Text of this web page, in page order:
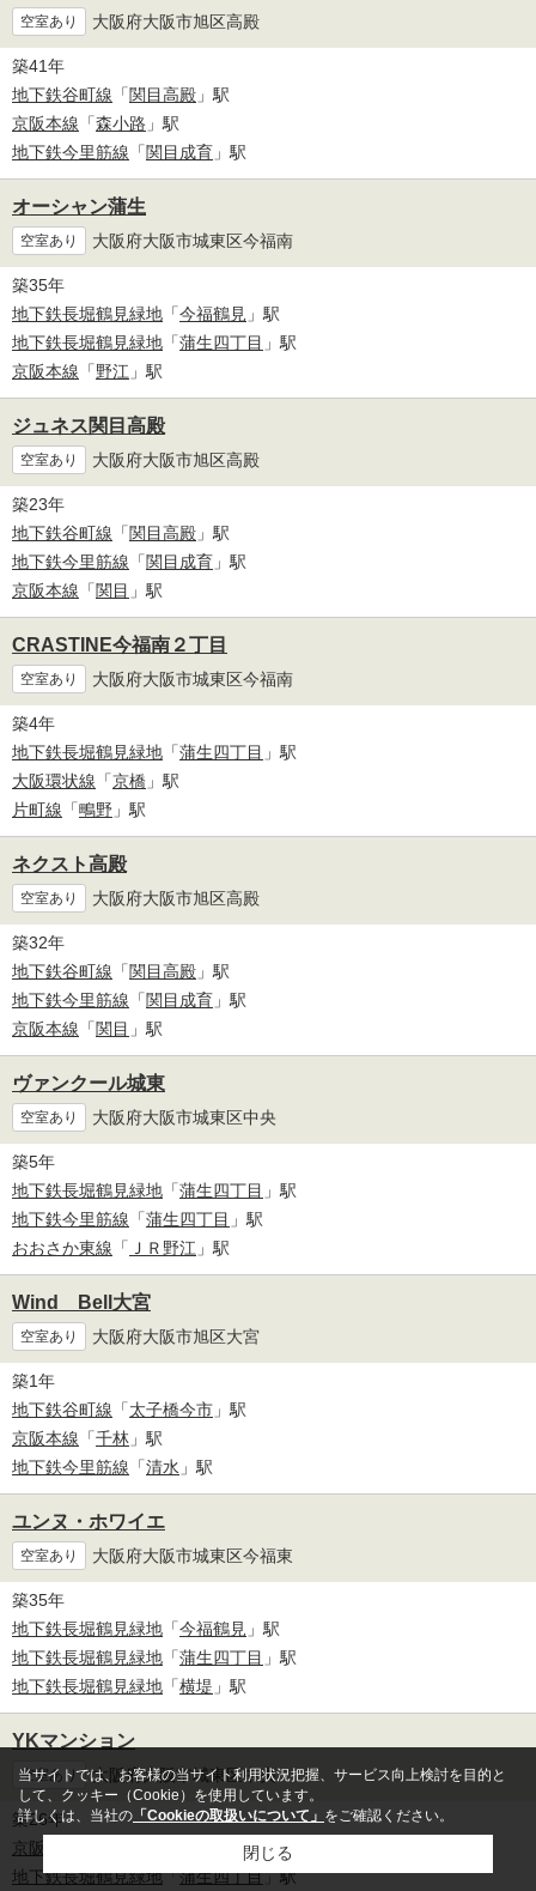
空室あり 大阪府大阪市旭区高殿
築41年
地下鉄谷町線 「関目高殿 」駅
京阪本線 「森小路 」駅
地下鉄今里筋線 「関目成育 」駅
オーシャン蒲生
空室あり 大阪府大阪市城東区今福南
築35年
地下鉄長堀鶴見緑地 「今福鶴見 」駅
地下鉄長堀鶴見緑地 「蒲生四丁目 」駅
京阪本線 「野江 」駅
ジュネス関目高殿
空室あり 大阪府大阪市旭区高殿
築23年
地下鉄谷町線 「関目高殿 」駅
地下鉄今里筋線 「関目成育 」駅
京阪本線 「関目 」駅
CRASTINE今福南２丁目
空室あり 大阪府大阪市城東区今福南
築4年
地下鉄長堀鶴見緑地 「蒲生四丁目 」駅
大阪環状線 「京橋 」駅
片町線 「鴫野 」駅
ネクスト高殿
空室あり 大阪府大阪市旭区高殿
築32年
地下鉄谷町線 「関目高殿 」駅
地下鉄今里筋線 「関目成育 」駅
京阪本線 「関目 」駅
ヴァンクール城東
空室あり 大阪府大阪市城東区中央
築5年
地下鉄長堀鶴見緑地 「蒲生四丁目 」駅
地下鉄今里筋線 「蒲生四丁目 」駅
おおさか東線 「 ＪＲ野江 」駅
Wind Bell大宮
空室あり 大阪府大阪市旭区大宮
築1年
地下鉄谷町線 「太子橋今市 」駅
京阪本線 「千林 」駅
地下鉄今里筋線 「清水 」駅
ユンヌ・ホワイエ
空室あり 大阪府大阪市城東区今福東
築35年
地下鉄長堀鶴見緑地 「今福鶴見 」駅
地下鉄長堀鶴見緑地 「蒲生四丁目 」駅
地下鉄長堀鶴見緑地 「横堤 」駅
YKマンション
空室あり 大阪府大阪市城東区中央
築26年
京阪本線
地下鉄長堀鶴見緑地「蒲生四丁目」駅
当サイトでは、お客様の当サイト利用状況把握、サービス向上検討を目的と
して、クッキー（Cookie）を使用しています。
詳しくは、当社の 「Cookieの取扱いについて」 をご確認ください。
閉じる